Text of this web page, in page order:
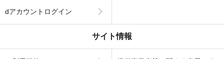
dアカウントログイン
サイト情報